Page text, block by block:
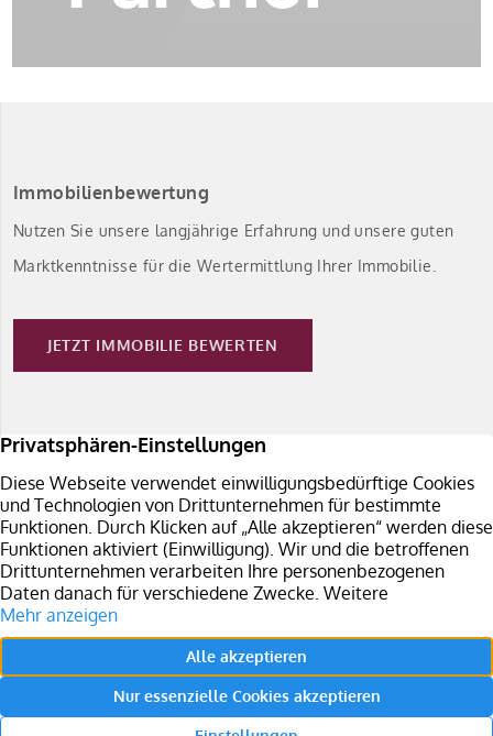
Immobilienbewertung
Nutzen Sie unsere langjährige Erfahrung und unsere guten
Marktkenntnisse für die Wertermittlung Ihrer Immobilie.
JETZT IMMOBILIE BEWERTEN
Immobilie verkaufen
Sie planen den Verkauf Ihrer Immobilie in Südbaden?
Überzeugen Sie sich von unseren Leistungen.